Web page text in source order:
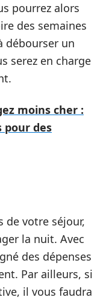
pourrez alors
des semaines
débourser un
serez en charge
moins cher :
pour des
de votre séjour,
la nuit. Avec
des dépenses
Par ailleurs, si
il vous faudra